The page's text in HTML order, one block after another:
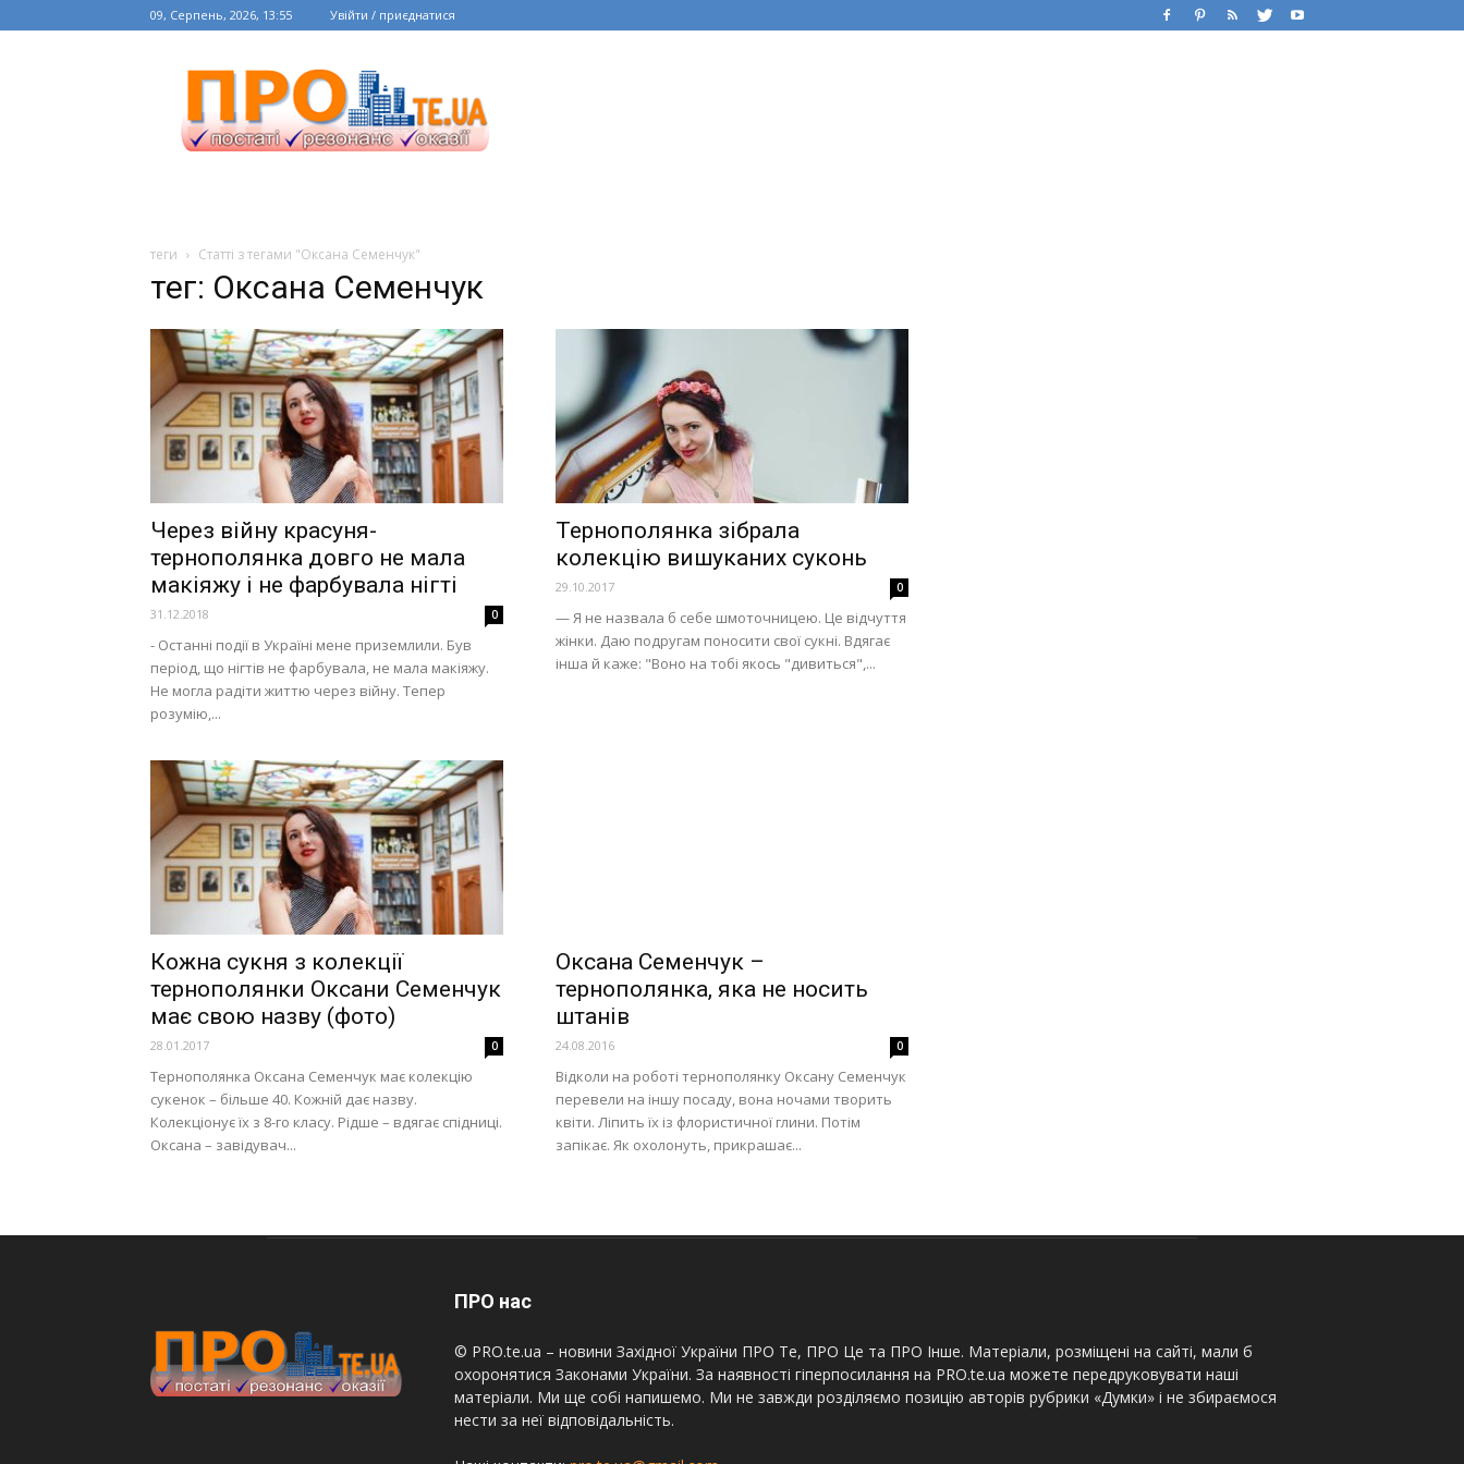
09, Серпень, 2026, 13:55 Увійти / приєднатися
теги Статті з тегами "Оксана Семенчук"
тег: Оксана Семенчук
Через війну красуня-
тернополянка довго не мала
макіяжу і не фарбувала нігті
31.12.2018 0
- Останні події в Україні мене приземлили. Був
період, що нігтів не фарбувала, не мала макіяжу.
Не могла радіти життю через війну. Тепер
розумію,...
Тернополянка зібрала
колекцію вишуканих суконь
29.10.2017 0
— Я не назвала б себе шмоточницею. Це відчуття
жінки. Даю подругам поносити свої сукні. Вдягає
інша й каже: "Воно на тобі якось "дивиться",...
Кожна сукня з колекції
тернополянки Оксани Семенчук
має свою назву (фото)
28.01.2017 0
Тернополянка Оксана Семенчук має колекцію
сукенок – більше 40. Кожній дає назву.
Колекціонує їх з 8-го класу. Рідше – вдягає спідниці.
Оксана – завідувач...
Оксана Семенчук –
тернополянка, яка не носить
штанів
24.08.2016 0
Відколи на роботі тернополянку Оксану Семенчук
перевели на іншу посаду, вона ночами творить
квіти. Ліпить їх із флористичної глини. Потім
запікає. Як охолонуть, прикрашає...
ПРО нас
© PRO.te.ua – новини Західної України ПРО Те, ПРО Це та ПРО Інше. Матеріали, розміщені на сайті, мали б
охоронятися Законами України. За наявності гіперпосилання на PRO.te.ua можете передруковувати наші
матеріали. Ми ще собі напишемо. Ми не завжди розділяємо позицію авторів рубрики «Думки» і не збираємося
нести за неї відповідальність.